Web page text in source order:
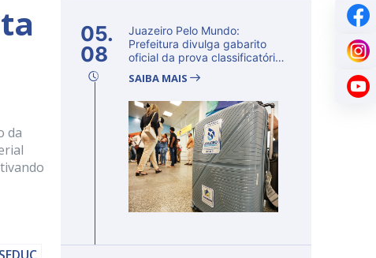
da
05.
08
Juazeiro Pelo Mundo:
Prefeitura divulga gabarito
oficial da prova classificatória
SAIBA MAIS